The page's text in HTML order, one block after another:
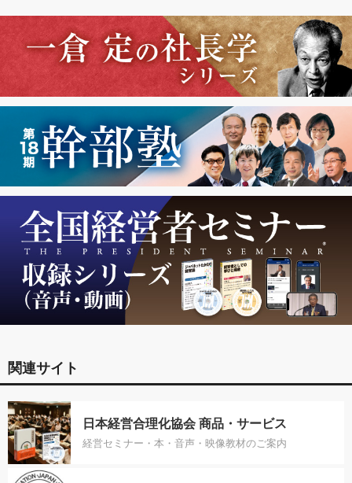
関連サイト
日本経営合理化協会 商品・サービス
経営セミナー・本・音声・映像教材のご案内